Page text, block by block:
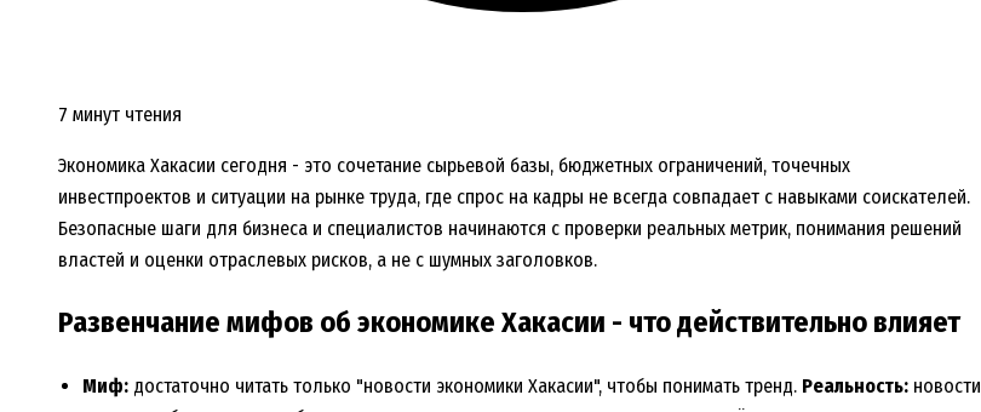
7 минут чтения
Экономика Хакасии сегодня - это сочетание сырьевой базы, бюджетных ограничений, точечных
инвестпроектов и ситуации на рынке труда, где спрос на кадры не всегда совпадает с навыками соискателей.
Безопасные шаги для бизнеса и специалистов начинаются с проверки реальных метрик, понимания решений
властей и оценки отраслевых рисков, а не с шумных заголовков.
Развенчание мифов об экономике Хакасии - что действительно влияет
Миф: достаточно читать только "новости экономики Хакасии", чтобы понимать тренд. Реальность: новости